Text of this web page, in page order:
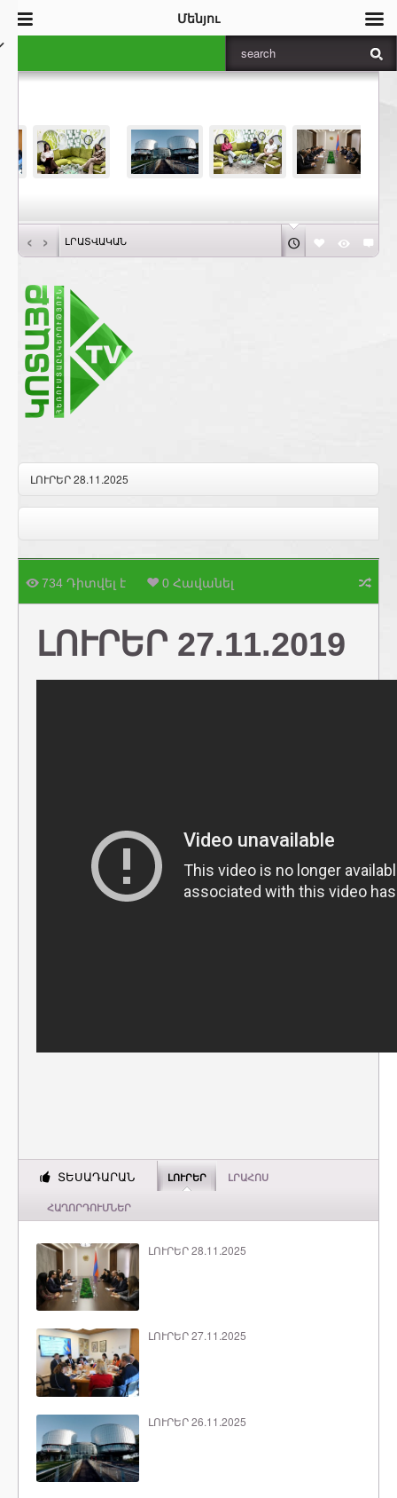
‹ › ԼՐԱՏՎԱԿԱՆ
ԼՈՒՐԵՐ 28.11.2025
734 Դիտվել է 0 Հավանել
ԼՈՒՐԵՐ 27.11.2019
ՏԵՍԱԴԱՐԱՆ ԼՈՒՐԵՐ ԼՐԱՀՈՍ
ՀԱՂՈՐԴՈՒՄՆԵՐ
ԼՈՒՐԵՐ 28.11.2025
ԼՈՒՐԵՐ 27.11.2025
ԼՈՒՐԵՐ 26.11.2025
Մենյու